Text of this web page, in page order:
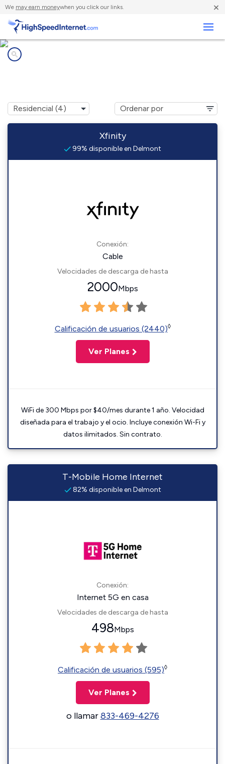
We may earn moneywhen you click our links. ×
Xfinity
99% disponible en Delmont
Conexión:
Cable
Velocidades de descarga de hasta
2000Mbps
Calificación de usuarios (2440)◊
Ver Planes
WiFi de 300 Mbps por $40/mes durante 1 año. Velocidad
diseñada para el trabajo y el ocio. Incluye conexión Wi-Fi y
datos ilimitados. Sin contrato.
T-Mobile Home Internet
82% disponible en Delmont
Conexión:
Internet 5G en casa
Velocidades de descarga de hasta
498Mbps
Calificación de usuarios (595)◊
Ver Planes
o llamar833-469-4276